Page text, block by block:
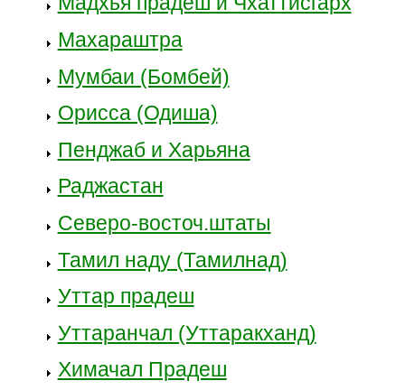
Махараштра
Мумбаи (Бомбей)
Орисса (Одиша)
Пенджаб и Харьяна
Раджастан
Северо-восточ.штаты
Тамил наду (Тамилнад)
Уттар прадеш
Уттаранчал (Уттаракханд)
Химачал Прадеш